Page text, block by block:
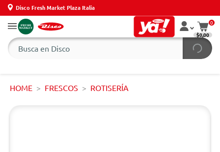
Disco Fresh Market Plaza Italia
0
$0,00
HOME FRESCOS ROTISERÍA